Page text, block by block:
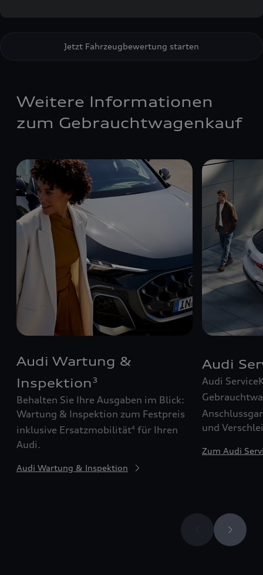
Jetzt Fahrzeugbewertung starten
Weitere Informationen
zum Gebrauchtwagenkauf
Audi Wartung &
Inspektion 3
Behalten Sie Ihre Ausgaben im Blick:
Wartung & Inspektion zum Festpreis
inklusive Ersatzmobilität4 für Ihren
Audi.
Audi Wartung & Inspektion
Audi
Audi
und
Zum Audi